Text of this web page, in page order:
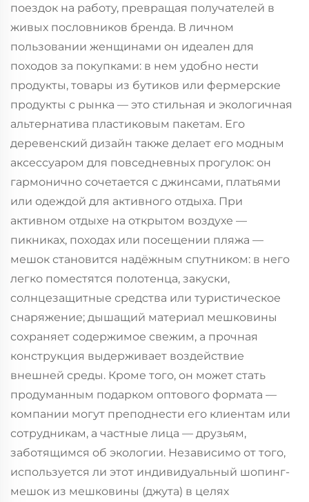
поездок на работу, превращая получателей в
живых пословников бренда. В личном
пользовании женщинами он идеален для
походов за покупками: в нем удобно нести
продукты, товары из бутиков или фермерские
продукты с рынка — это стильная и экологичная
альтернатива пластиковым пакетам. Его
деревенский дизайн также делает его модным
аксессуаром для повседневных прогулок: он
гармонично сочетается с джинсами, платьями
или одеждой для активного отдыха. При
активном отдыхе на открытом воздухе —
пикниках, походах или посещении пляжа —
мешок становится надёжным спутником: в него
легко поместятся полотенца, закуски,
солнцезащитные средства или туристическое
снаряжение; дышащий материал мешковины
сохраняет содержимое свежим, а прочная
конструкция выдерживает воздействие
внешней среды. Кроме того, он может стать
продуманным подарком оптового формата —
компании могут преподнести его клиентам или
сотрудникам, а частные лица — друзьям,
заботящимся об экологии. Независимо от того,
используется ли этот индивидуальный шопинг-
мешок из мешковины (джута) в целях